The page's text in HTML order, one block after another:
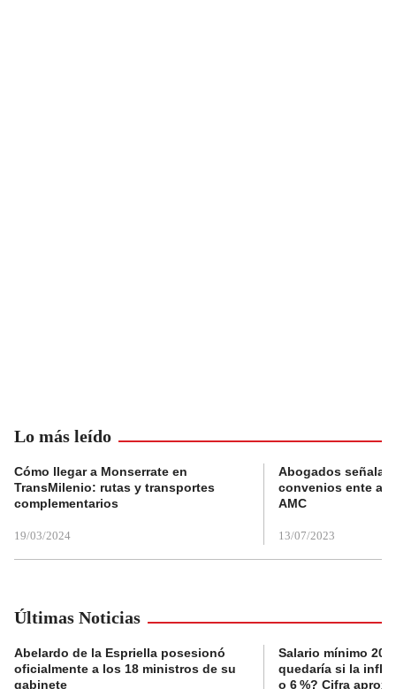
Lo más leído
Cómo llegar a Monserrate en
TransMilenio: rutas y transportes
complementarios
19/03/2024
Abogados
convenios ente
AMC
13/07/2023
Últimas Noticias
Abelardo de la Espriella posesionó
oficialmente a los 18 ministros de su
gabinete
Salario mínimo
quedaría si la
o 6 %? Cifra